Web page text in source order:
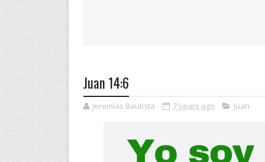
Juan 14:6
Jeremías Bautista 7 years ago Juan